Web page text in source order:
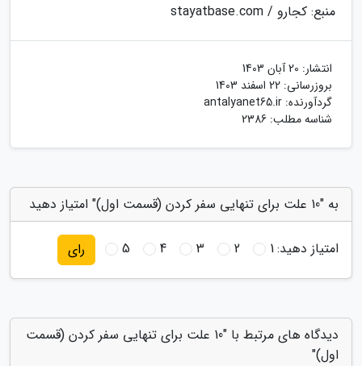
منبع: کجارو / stayatbase.com
انتشار: 20 آبان 1403
بروزرسانی: 22 اسفند 1403
گردآورنده: antalyanet65.ir
شناسه مطلب: 2386
به "10 علت برای تنهایی سفر کردن (قسمت اول)" امتیاز دهید
امتیاز دهید:1
2
3
4
5 رای
دیدگاه های مرتبط با "10 علت برای تنهایی سفر کردن (قسمت
اول)"